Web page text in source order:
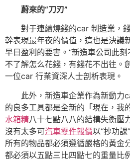
蔚來的“刀刃”
對于連續燒錢的car 制造業，
幹表現最年夜的價值，這也是決議
早日盈利的要害。“新造車公司此刻
不了解怎么花錢，有錢花不出往。
一位car 行業資深人士剖析表現。
此外，新造車企業作為新動力
的良多工具都是全新的「現在，我
水箱精八十七點八八的結構失衡壓
沒有太多可汽車零件報價以“抄功課
所有的物品都必須遵循嚴格的黃金
都必須以五點三比四點七的重量比